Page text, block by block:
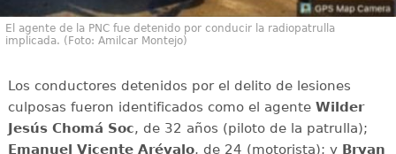
El agente de la PNC fue detenido por conducir la radiopatrulla
implicada. (Foto: Amilcar Montejo)
Los conductores detenidos por el delito de lesiones
culposas fueron identificados como el agente Wilder
Jesús Chomá Soc, de 32 años (piloto de la patrulla);
Emanuel Vicente Arévalo, de 24 (motorista); y Bryan